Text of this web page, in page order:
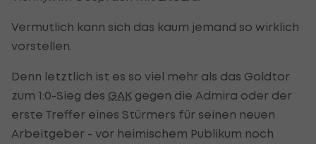
Vermutlich kann sich das kaum jemand so wirklich
vorstellen.
Denn letztlich ist es so viel mehr als das Goldtor
zum 1:0-Sieg des GAK gegen die Admira oder der
erste Treffer eines Stürmers für seinen neuen
Arbeitgeber - vor heimischem Publikum noch